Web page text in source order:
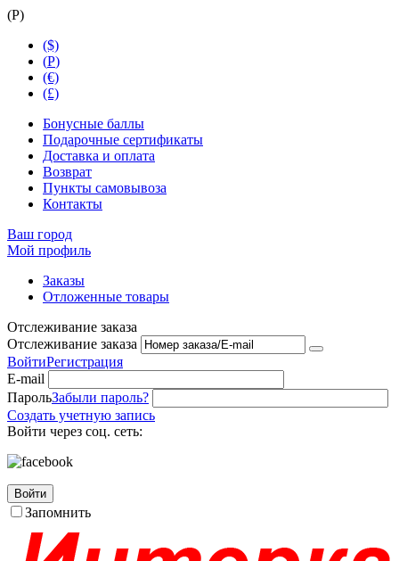
(Р)
($)
(Р)
(€)
(£)
Бонусные баллы
Подарочные сертификаты
Доставка и оплата
Возврат
Пункты самовывоза
Контакты
Ваш город
Мой профиль
Заказы
Отложенные товары
Отслеживание заказа
Отслеживание заказа
ВойтиРегистрация
E-mail
ПарольЗабыли пароль?
Создать учетную запись
Войти через соц. сеть:
Войти
Запомнить